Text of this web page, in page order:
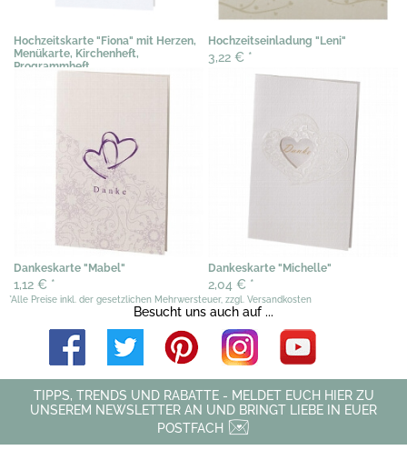
Hochzeitskarte "Fiona" mit Herzen,
Menükarte, Kirchenheft,
Programmheft
Hochzeitseinladung "Leni"
3,22 € *
Dankeskarte "Mabel"
1,12 € *
Dankeskarte "Michelle"
2,04 € *
*Alle Preise inkl. der gesetzlichen Mehrwersteuer, zzgl. Versandkosten
Besucht uns auch auf ...
TIPPS, TRENDS UND RABATTE - MELDET EUCH HIER ZU
UNSEREM NEWSLETTER AN UND BRINGT LIEBE IN EUER
POSTFACH